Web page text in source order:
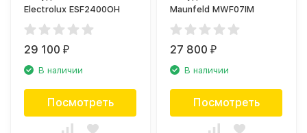
Electrolux ESF2400OH
29 100₽
В наличии
Посмотреть
Maunfeld MWF07IM
27 800₽
В наличии
Посмотреть